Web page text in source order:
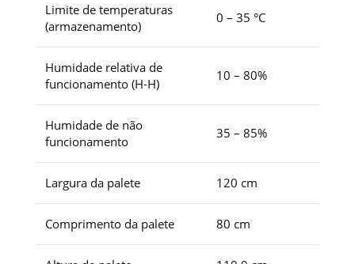
Limite de temperaturas
(armazenamento)
0 – 35 °C
Humidade relativa de
funcionamento (H-H)
10 – 80%
Humidade de não
funcionamento
35 – 85%
Largura da palete 120 cm
Comprimento da palete 80 cm